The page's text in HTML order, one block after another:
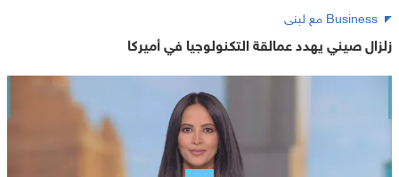
Business مع لبنى
زلزال صيني يهدد عمالقة التكنولوجيا في أميركا